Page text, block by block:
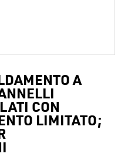
A
CON
LIMITATO;